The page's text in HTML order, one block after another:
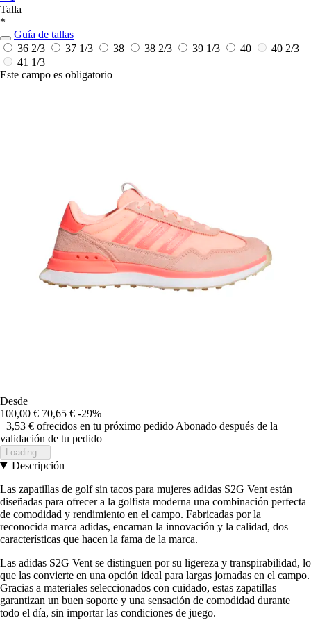
Talla
*
Guía de tallas
36 2/3
37 1/3 38 38 2/3 39 1/3 40
40 2/3
41 1/3
Este campo es obligatorio
Desde
100,00 € 70,65 € -29%
+3,53 € ofrecidos en tu próximo pedido Abonado después de la
validación de tu pedido
Loading...
Descripción
Las zapatillas de golf sin tacos para mujeres adidas S2G Vent están
diseñadas para ofrecer a la golfista moderna una combinación perfecta
de comodidad y rendimiento en el campo. Fabricadas por la
reconocida marca adidas, encarnan la innovación y la calidad, dos
características que hacen la fama de la marca.
Las adidas S2G Vent se distinguen por su ligereza y transpirabilidad, lo
que las convierte en una opción ideal para largas jornadas en el campo.
Gracias a materiales seleccionados con cuidado, estas zapatillas
garantizan un buen soporte y una sensación de comodidad durante
todo el día, sin importar las condiciones de juego.